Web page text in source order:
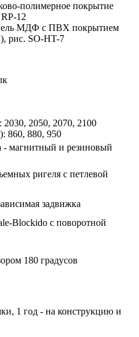
полимерное покрытие
12
МДФ с ПВХ покрытием
рис. SO-HT-7
2050, 2070, 2100
860, 880, 950
- магнитный и резиновый
ригеля с петлевой
задвижка
Blockido с поворотной
180 градусов
1 год - на конструкцию и